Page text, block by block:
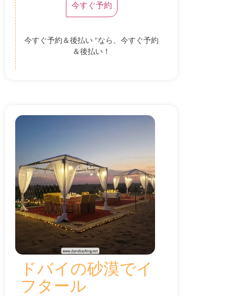
今すぐ予約
今すぐ予約＆後払い "なら、今すぐ予約
＆後払い！
ドバイの砂漠でイ
フタール